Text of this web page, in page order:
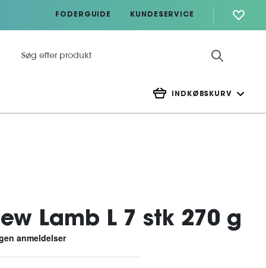
FODERGUIDE KUNDESERVICE
INDKØBSKURV
Lamb L 7 stk 270 g